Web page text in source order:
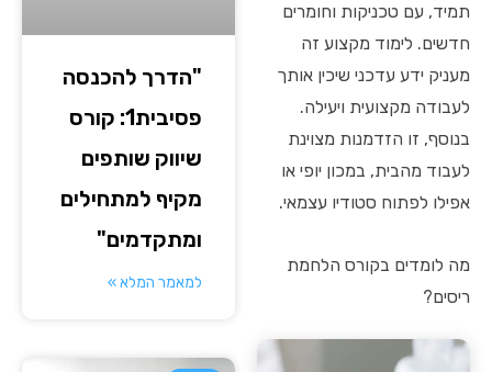
תמיד, עם טכניקות וחומרים
חדשים. לימוד מקצוע זה
מעניק ידע עדכני שיכין אותך
לעבודה מקצועית ויעילה.
בנוסף, זו הזדמנות מצוינת
לעבוד מהבית, במכון יופי או
אפילו לפתוח סטודיו עצמאי.
מה לומדים בקורס הלחמת
ריסים?
"הדרך להכנסה
פסיבית1: קורס
שיווק שותפים
מקיף למתחילים
ומתקדמים"
למאמר המלא »